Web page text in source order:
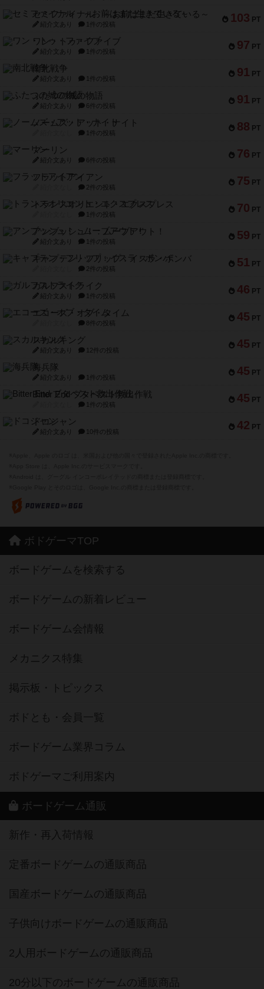
103 PT
セミファイナル ～お前はまだ生きている～
紹介文あり 1件の投稿
97 PT
ワン・トゥ・ファイブ
紹介文あり 1件の投稿
91 PT
南北戦争
紹介文あり 1件の投稿
91 PT
ふたつの城の物語
紹介文あり 6件の投稿
88 PT
ノームズ・アット・ナイト
1件の投稿
76 PT
マーリン
紹介文あり 6件の投稿
75 PT
フラットアイアン
2件の投稿
70 PT
トランスオリエント・エクスプレス
1件の投稿
59 PT
アンブッシュ！：ムーブアウト！
紹介文あり 1件の投稿
51 PT
キャプテン・フリップ：イスラ・ボンバ
2件の投稿
46 PT
ガルフストライク
紹介文あり 1件の投稿
45 PT
エコーズ・オブ・タイム
8件の投稿
45 PT
スカルキング
紹介文あり 12件の投稿
45 PT
海兵隊
紹介文あり 1件の投稿
45 PT
Bitter End ブタペスト救出作戦
1件の投稿
42 PT
ドコジャン
紹介文あり 10件の投稿
ボドゲーマTOP
ボードゲームを検索する
ボードゲームの新着レビュー
ボードゲーム会情報
メカニクス特集
掲示板・トピックス
ボドとも・会員一覧
ボードゲーム業界コラム
ボドゲーマご利用案内
ボードゲーム通販
新作・再入荷情報
定番ボードゲームの通販商品
国産ボードゲームの通販商品
子供向けボードゲームの通販商品
2人用ボードゲームの通販商品
20分以下のボードゲームの通販商品